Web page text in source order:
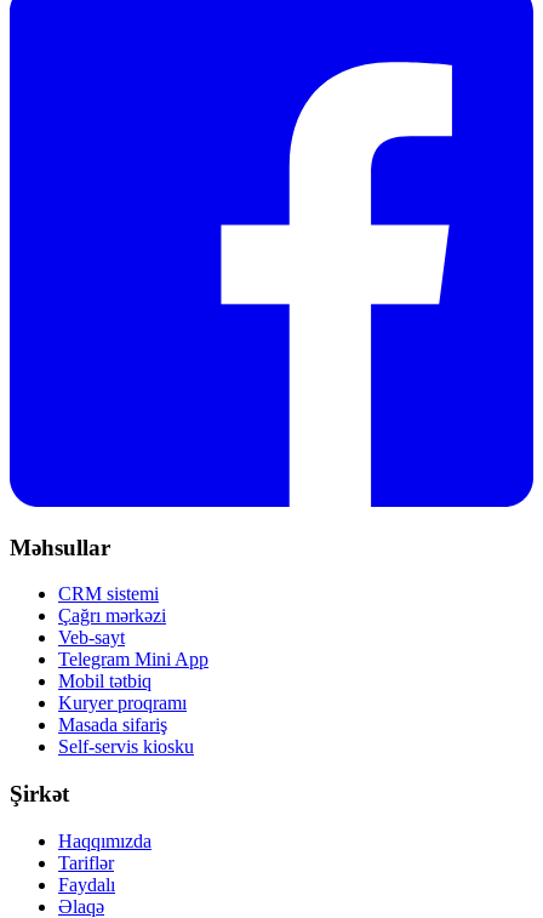
Məhsullar
CRM sistemi
Çağrı mərkəzi
Veb-sayt
Telegram Mini App
Mobil tətbiq
Kuryer proqramı
Masada sifariş
Self-servis kiosku
Şirkət
Haqqımızda
Tariflər
Faydalı
Əlaqə